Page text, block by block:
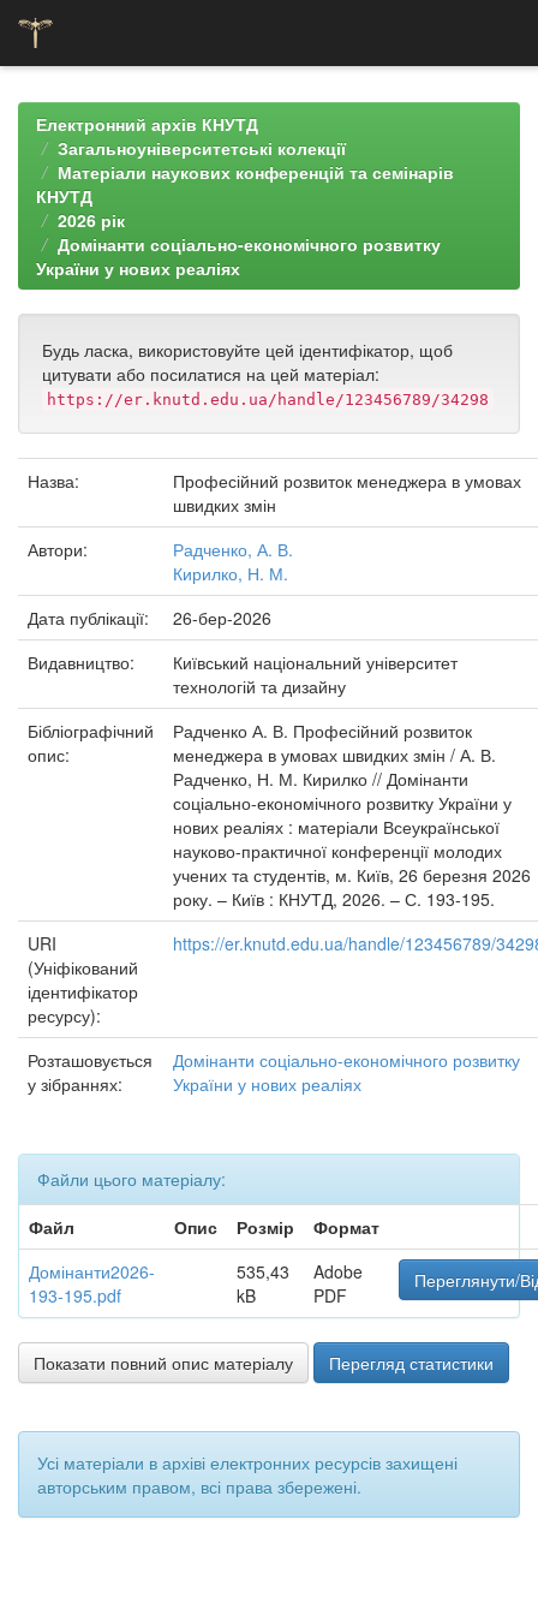
navigationЕлектронний архів КНУТД
Загальноуніверситетські колекції
Матеріали наукових конференцій та семінарів
КНУТД
2026 рік
Домінанти соціально-економічного розвитку
України у нових реаліях
Будь ласка, використовуйте цей ідентифікатор, щоб
цитувати або посилатися на цей матеріал:
https://er.knutd.edu.ua/handle/123456789/34298
Назва:
Професійний розвиток менеджера в умовах
швидких змін
Автори:
Радченко, А. В.
Кирилко, Н. М.
Дата публікації:
26-бер-2026
Видавництво:
Київський національний університет
технологій та дизайну
Бібліографічний
опис:
Радченко А. В. Професійний розвиток
менеджера в умовах швидких змін / А. В.
Радченко, Н. М. Кирилко // Домінанти
соціально-економічного розвитку України у
нових реаліях : матеріали Всеукраїнської
науково-практичної конференції молодих
учених та студентів, м. Київ, 26 березня 2026
року. – Київ : КНУТД, 2026. – С. 193-195.
URI
(Уніфікований
ідентифікатор
ресурсу):
https://er.knutd.edu.ua/handle/123456789/
Розташовується
у зібраннях:
Домінанти соціально-економічного розвитку
України у нових реаліях
Файли цього матеріалу:
Файл
Опис Розмір
Формат
Домінанти2026-
193-195.pdf
535,43
kB
Adobe
PDF
Переглянути/
Показати повний опис матеріалу Перегляд статистики
Усі матеріали в архіві електронних ресурсів захищені
авторським правом, всі права збережені.